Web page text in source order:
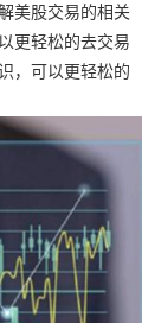
美股交易的相关
更轻松的去交易
，可以更轻松的